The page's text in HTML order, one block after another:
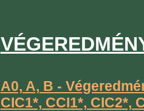
A0, A, B -
CIC1*, CCI1*, CIC2*,